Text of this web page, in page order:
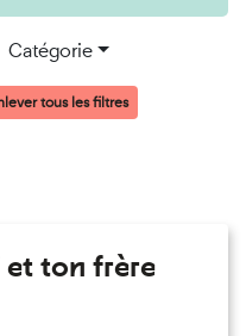
Catégorie
tous les filtres
et ton frère